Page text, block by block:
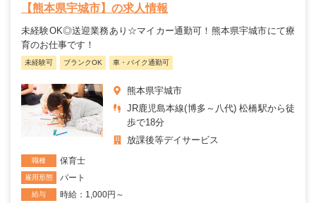
【熊本県宇城市】の求人情報
未経験OK◎送迎業務あり☆マイカー通勤可！熊本県宇城市にて療
育のお仕事です！
未経験可 ブランクOK 車・バイク通勤可
熊本県宇城市
JR鹿児島本線(博多～八代) 松橋駅から徒
歩で18分
放課後等デイサービス
職種 保育士
雇用形態 パート
給与 時給：1,000円～